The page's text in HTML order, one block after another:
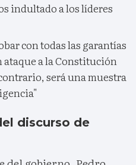
indultado a los líderes
con todas las garantías
ataque a la Constitución
será una muestra
discurso de